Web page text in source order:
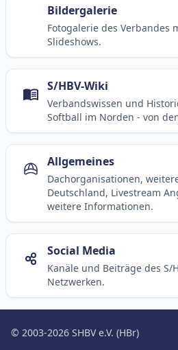
Bildergalerie
Fotogalerie des Verbandes
Slideshows.
S/HBV-Wiki
Verbandswissen und
Softball im Norden - von
Allgemeines
Dachorganisationen,
Deutschland, Livestream
weitere Informationen.
Social Media
Kanäle und Beiträge des S/
Netzwerken.
© 2003-2026 SHBV e.V. (HBr)